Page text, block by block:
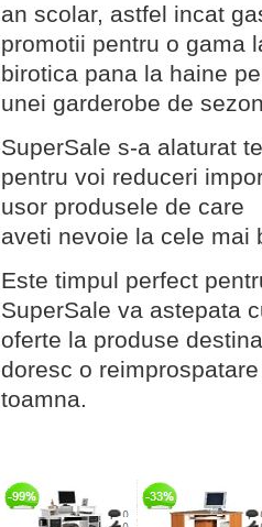
an scolar, astfel incat
promotii pentru o gama
birotica pana la haine
unei garderobe de
SuperSale s-a alaturat
pentru voi reduceri
usor produsele de care
aveti nevoie la cele mai
Este timpul perfect
SuperSale va astepata
oferte la produse
doresc o
toamna.